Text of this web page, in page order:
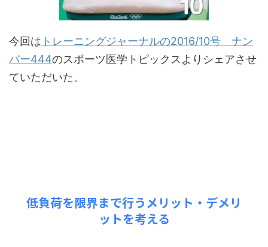
今回は トレーニングジャーナルの2016/10号 ナン
バー444のスポーツ医学トピックスよりシェアさせ
ていただいた。
低負荷を限界まで行うメリット・デメリ
ットを考える